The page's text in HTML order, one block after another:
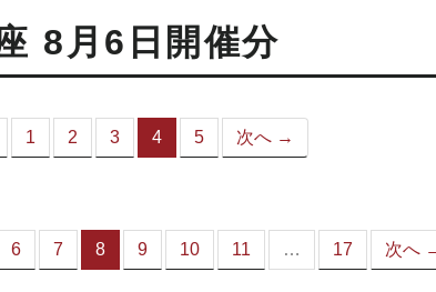
8月6日開催分
1 2 3 4
（こ
ジ）
5 次へ →
6 7 8
（こ
9 10 11 … 17 次へ